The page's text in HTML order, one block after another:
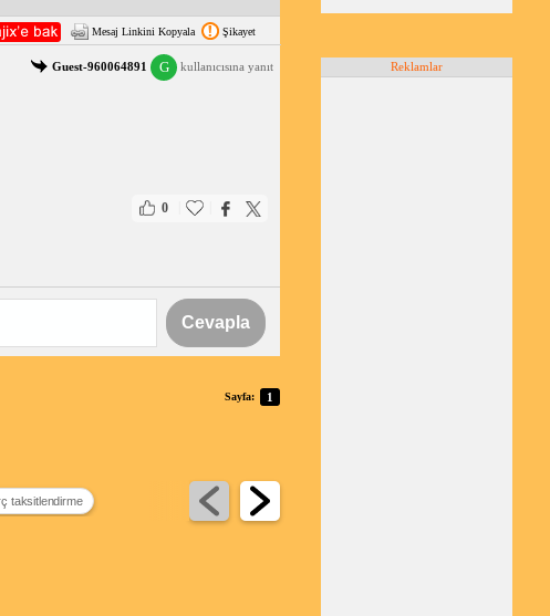
Mesaj Linkini Kopyala Şikayet
Guest-960064891 G kullanıcısına yanıt
0
Cevapla
Sayfa: 1
taksitlendirme
Reklamlar